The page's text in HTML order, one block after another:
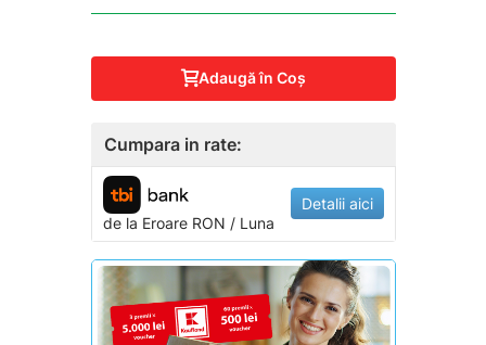
Adaugă în Coş
Cumpara in rate:
de la EroareRON / Luna
Detalii aici